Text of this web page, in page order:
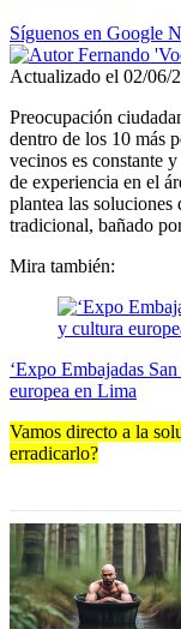
Síguenos en Google
Actualizado el 02/06/
Preocupación
dentro de los 10 más
vecinos es constante y
de experiencia en el
plantea las
tradicional, bañado
Mira también:
‘Expo Embajadas
europea en Lima
Vamos directo a la
erradicarlo?